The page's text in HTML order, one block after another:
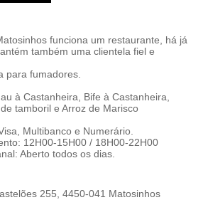
funciona um restaurante, há já
também uma clientela fiel e
para fumadores.
à Castanheira, Bife à Castanheira,
tamboril e Arroz de Marisco
Multibanco e Numerário.
12H00-15H00 / 18H00-22H00
Aberto todos os dias.
255, 4450-041 Matosinhos